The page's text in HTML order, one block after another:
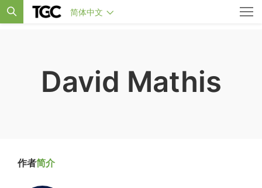
简体中文
David Mathis
作者简介